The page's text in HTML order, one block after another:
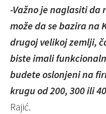
-Važno je naglasiti da
može da se bazira na
drugoj velikoj zemlji,
biste imali
budete oslonjeni na
krugu od 200, 300 ili
Rajić.